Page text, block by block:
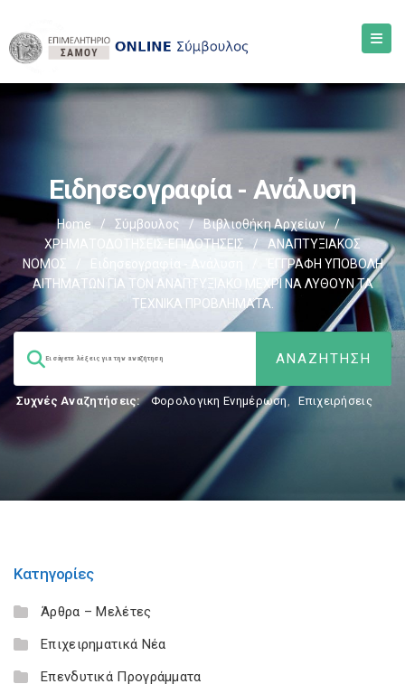
Ειδησεογραφία - Ανάλυση
Home / Σύμβουλος / Βιβλιοθήκη Αρχείων
/
ΧΡΗΜΑΤΟΔΟΤΗΣΕΙΣ-ΕΠΙΔΟΤΗΣΕΙΣ
/
ΑΝΑΠΤΥΞΙΑΚΟΣ
ΝΟΜΟΣ
/ Ειδησεογραφία - Ανάλυση
ΈΓΓΡΑΦΗ ΥΠΟΒΟΛΗ
ΑΙΤΗΜΑΤΩΝ ΓΙΑ ΤΟΝ ΑΝΑΠΤΥΞΙΑΚΟ ΜΕΧΡΙ ΝΑ ΛΥΘΟΥΝ ΤΑ
ΤΕΧΝΙΚΑ ΠΡΟΒΛΗΜΑΤΑ.
Συχνές Αναζητήσεις: Φορολογικη Ενημέρωση, Επιχειρήσεις
Κατηγορίες
Άρθρα – Μελέτες
Επιχειρηματικά Νέα
Επενδυτικά Προγράμματα